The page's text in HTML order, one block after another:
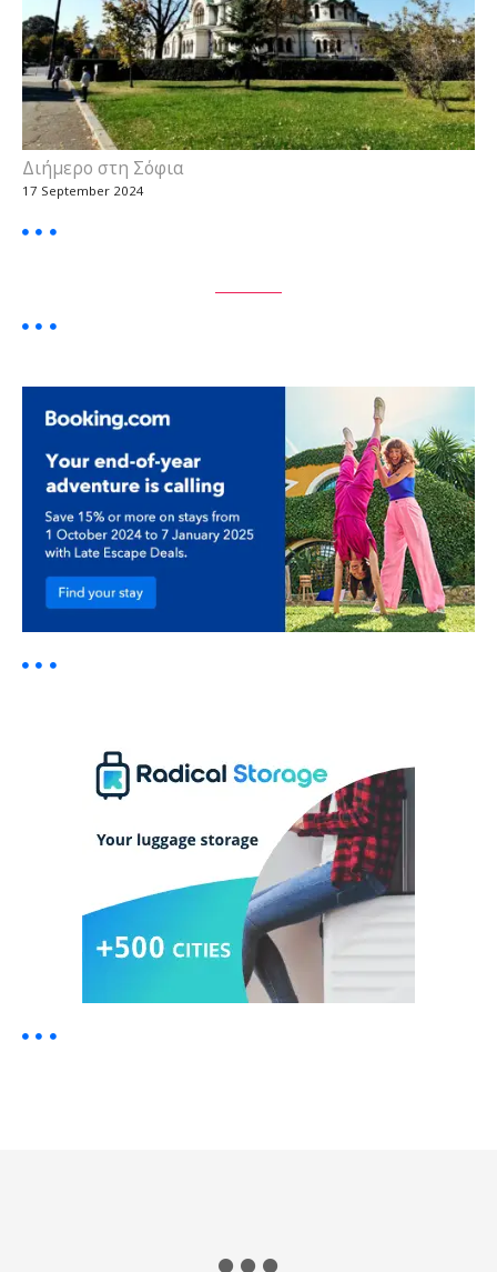
Διήμερο στη Σόφια
17 September 2024